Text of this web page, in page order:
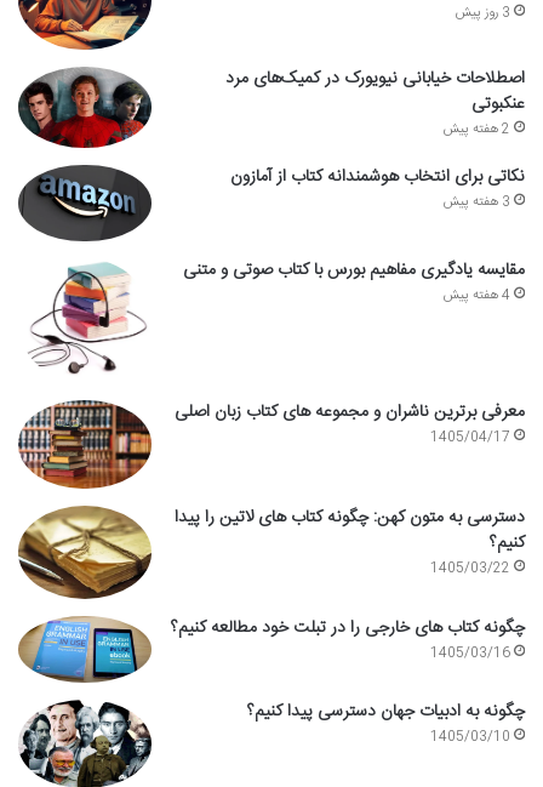
3 روز پیش
اصطلاحات خیابانی نیویورک در کمیک‌های مرد
عنکبوتی
2 هفته پیش
نکاتی برای انتخاب هوشمندانه کتاب از آمازون
3 هفته پیش
مقایسه یادگیری مفاهیم بورس با کتاب صوتی و متنی
4 هفته پیش
معرفی برترین ناشران و مجموعه های کتاب زبان اصلی
1405/04/17
دسترسی به متون کهن: چگونه کتاب های لاتین را پیدا
کنیم؟
1405/03/22
چگونه کتاب های خارجی را در تبلت خود مطالعه کنیم؟
1405/03/16
چگونه به ادبیات جهان دسترسی پیدا کنیم؟
1405/03/10